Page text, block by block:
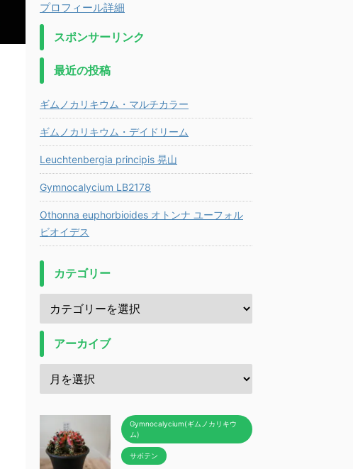
プロフィール詳細
スポンサーリンク
最近の投稿
ギムノカリキウム・マルチカラー
ギムノカリキウム・デイドリーム
Leuchtenbergia principis 晃山
Gymnocalycium LB2178
Othonna euphorbioides オトンナ ユーフォル
ビオイデス
カテゴリー
アーカイブ
Gymnocalycium(ギムノカリキウ
ム)
サボテン